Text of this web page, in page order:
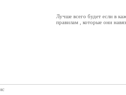
Лучше всего будет если в
правилам , которые они